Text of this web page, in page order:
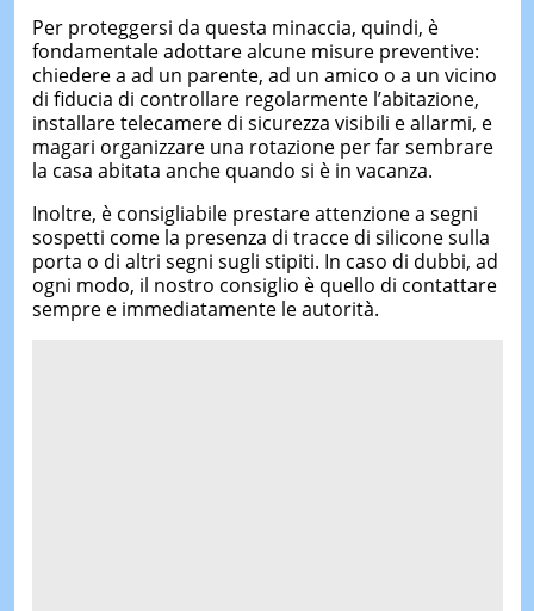
Per proteggersi da questa minaccia, quindi, è
fondamentale adottare alcune misure preventive:
chiedere a ad un parente, ad un amico o a un vicino
di fiducia di controllare regolarmente l’abitazione,
installare telecamere di sicurezza visibili e allarmi, e
magari organizzare una rotazione per far sembrare
la casa abitata anche quando si è in vacanza.
Inoltre, è consigliabile prestare attenzione a segni
sospetti come la presenza di tracce di silicone sulla
porta o di altri segni sugli stipiti. In caso di dubbi, ad
ogni modo, il nostro consiglio è quello di contattare
sempre e immediatamente le autorità.